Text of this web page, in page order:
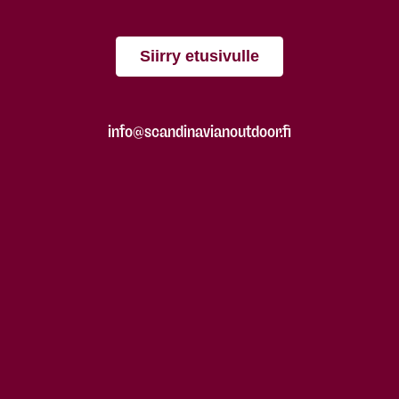
Siirry etusivulle
info@scandinavianoutdoor.fi